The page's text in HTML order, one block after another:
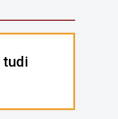
tudi